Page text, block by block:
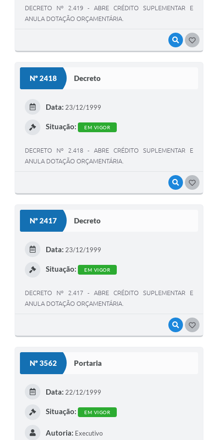
VISUALIZAR
DECRETO Nº 2.419 - ABRE CRÉDITO SUPLEMENTAR E
ANULA DOTAÇÃO ORÇAMENTÁRIA.
Nº 2418 Decreto
VISUALIZAR
Data: 23/12/1999
Situação: EM VIGOR
DECRETO Nº 2.418 - ABRE CRÉDITO SUPLEMENTAR E
ANULA DOTAÇÃO ORÇAMENTÁRIA.
Nº 2417 Decreto
VISUALIZAR
Data: 23/12/1999
Situação: EM VIGOR
DECRETO Nº 2.417 - ABRE CRÉDITO SUPLEMENTAR E
ANULA DOTAÇÃO ORÇAMENTÁRIA.
Nº 3562 Portaria
Data: 22/12/1999
Situação: EM VIGOR
Autoria: Executivo